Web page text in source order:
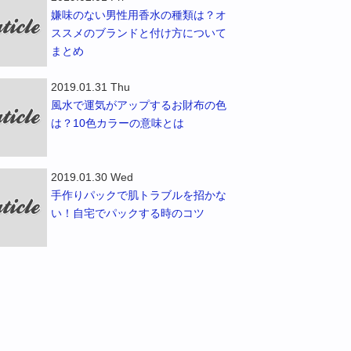
嫌味のない男性用香水の種類は？オ
ススメのブランドと付け方について
まとめ
2019.01.31 Thu
風水で運気がアップするお財布の色
は？10色カラーの意味とは
2019.01.30 Wed
手作りパックで肌トラブルを招かな
い！自宅でパックする時のコツ